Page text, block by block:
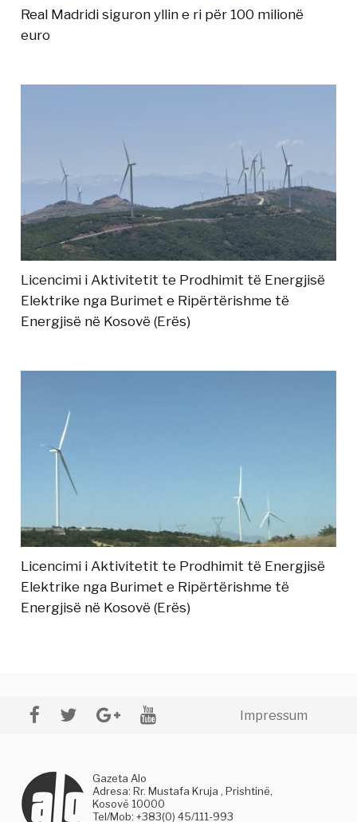
Real Madridi siguron yllin e ri për 100 milionë
euro
Licencimi i Aktivitetit te Prodhimit të Energjisë
Elektrike nga Burimet e Ripërtërishme të
Energjisë në Kosovë (Erës)
Licencimi i Aktivitetit te Prodhimit të Energjisë
Elektrike nga Burimet e Ripërtërishme të
Energjisë në Kosovë (Erës)
Impressum
Gazeta Alo
Adresa: Rr. Mustafa Kruja , Prishtinë,
Kosovë 10000
Tel/Mob: +383(0) 45/111-993